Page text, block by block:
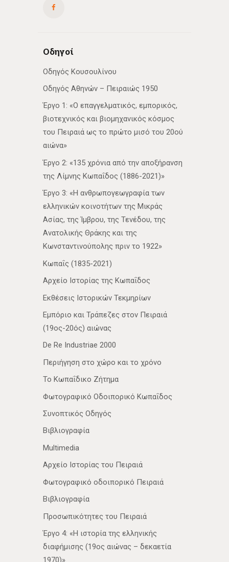
Οδηγοί
Οδηγός Κουσουλίνου
Οδηγός Αθηνών – Πειραιώς 1950
Έργο 1: «Ο επαγγελματικός, εμπορικός,
βιοτεχνικός και βιομηχανικός κόσμος
του Πειραιά ως το πρώτο μισό του 20ού
αιώνα»
Έργο 2: «135 χρόνια από την αποξήρανση
της Λίμνης Κωπαΐδος (1886-2021)»
Έργο 3: «Η ανθρωπογεωγραφία των
ελληνικών κοινοτήτων της Μικράς
Ασίας, της Ίμβρου, της Τενέδου, της
Ανατολικής Θράκης και της
Κωνσταντινούπολης πριν το 1922»
Κωπαΐς (1835-2021)
Αρχείο Ιστορίας της Κωπαΐδος
Εκθέσεις Ιστορικών Τεκμηρίων
Εμπόριο και Τράπεζες στον Πειραιά
(19ος-20ός) αιώνας
De Re Industriae 2000
Περιήγηση στο χώρο και το χρόνο
Το Κωπαΐδικο Ζήτημα
Φωτογραφικό Οδοιπορικό Κωπαΐδος
Συνοπτικός Οδηγός
Βιβλιογραφία
Multimedia
Αρχείο Ιστορίας του Πειραιά
Φωτογραφικό οδοιπορικό Πειραιά
Βιβλιογραφία
Προσωπικότητες του Πειραιά
Έργο 4: «Η ιστορία της ελληνικής
διαφήμισης (19ος αιώνας – δεκαετία
1970)»